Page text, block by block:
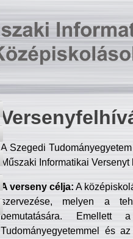
A Szegedi
Műszaki Informatikai
A verseny célja: A
szervezése, melyen a
bemutatására. Emellett
Tudományegyetemmel és